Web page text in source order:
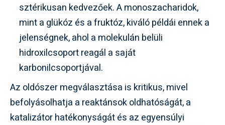
sztérikusan kedvezőek. A monoszacharidok,
mint a glükóz és a fruktóz, kiváló példái ennek a
jelenségnek, ahol a molekulán belüli
hidroxilcsoport reagál a saját
karbonilcsoportjával.
Az oldószer megválasztása is kritikus, mivel
befolyásolhatja a reaktánsok oldhatóságát, a
katalizátor hatékonyságát és az egyensúlyi